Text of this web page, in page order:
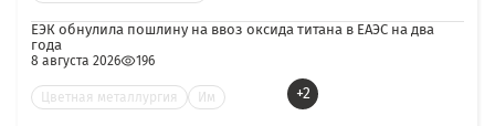
ЕЭК обнулила пошлину на ввоз оксида титана в ЕАЭС на два
года
8 августа 2026 196
Цветная металлургия Им +2